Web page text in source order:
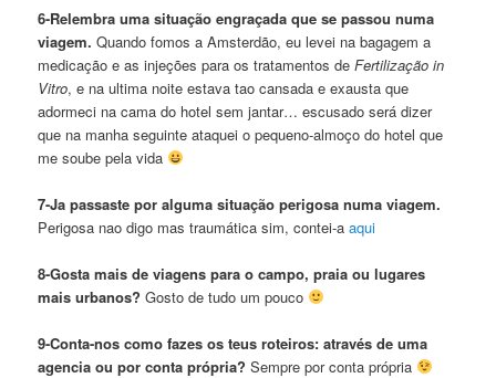
6-Relembra uma situação engraçada que se passou numa
viagem. Quando fomos a Amsterdão, eu levei na bagagem a
medicação e as injeções para os tratamentos deFertilização in
Vitro, e na ultima noite estava tao cansada e exausta que
adormeci na cama do hotel sem jantar… escusado será dizer
que na manha seguinte ataquei o pequeno-almoço do hotel que
me soube pela vida
7-Ja passaste por alguma situação perigosa numa viagem.
Perigosa nao digo mas traumática sim, contei-aaqui
8-Gosta mais de viagens para o campo, praia ou lugares
mais urbanos? Gosto de tudo um pouco
9-Conta-nos como fazes os teus roteiros: através de uma
agencia ou por conta própria?Sempre por conta própria